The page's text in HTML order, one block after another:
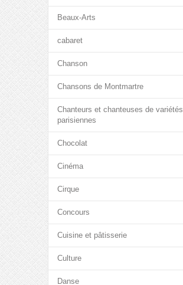
Beaux-Arts
cabaret
Chanson
Chansons de Montmartre
Chanteurs et chanteuses de variétés
parisiennes
Chocolat
Cinéma
Cirque
Concours
Cuisine et pâtisserie
Culture
Danse